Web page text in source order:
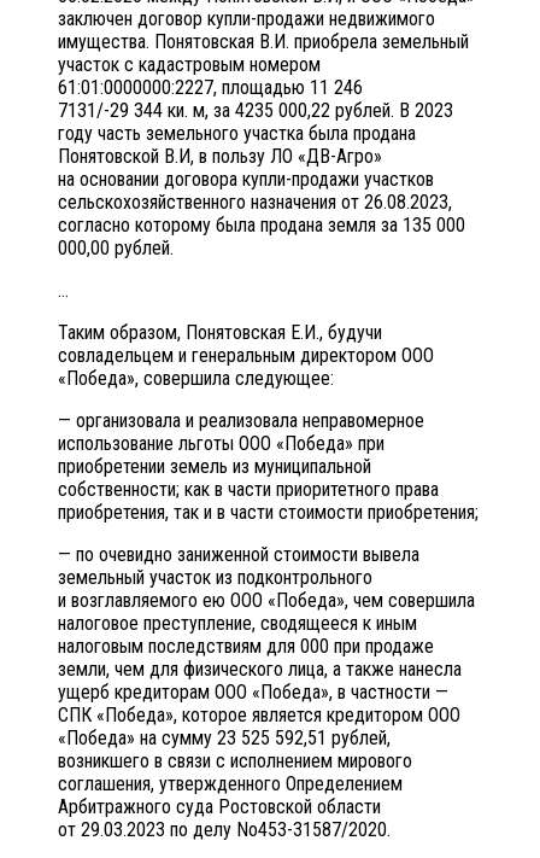
заключен договор купли-продажи недвижимого
имущества. Понятовская В.И. приобрела земельный
участок с кадастровым номером
61:01:0000000:2227, площадью 11 246
7131/-29 344 ки. м, за 4235 000,22 рублей. В 2023
году часть земельного участка была продана
Понятовской В.И, в пользу ЛО «ДВ-Агро»
на основании договора купли-продажи участков
сельскохозяйственного назначения от 26.08.2023,
согласно которому была продана земля за 135 000
000,00 рублей.
…
Таким образом, Понятовская Е.И., будучи
совладельцем и генеральным директором ООО
«Победа», совершила следующее:
— организовала и реализовала неправомерное
использование льготы ООО «Победа» при
приобретении земель из муниципальной
собственности; как в части приоритетного права
приобретения, так и в части стоимости приобретения;
— по очевидно заниженной стоимости вывела
земельный участок из подконтрольного
и возглавляемого ею ООО «Победа», чем совершила
налоговое преступление, сводящееся к иным
налоговым последствиям для 000 при продаже
земли, чем для физического лица, а также нанесла
ущерб кредиторам ООО «Победа», в частности —
СПК «Победа», которое является кредитором ООО
«Победа» на сумму 23 525 592,51 рублей,
возникшего в связи с исполнением мирового
соглашения, утвержденного Определением
Арбитражного суда Ростовской области
от 29.03.2023 по делу No453-31587/2020.